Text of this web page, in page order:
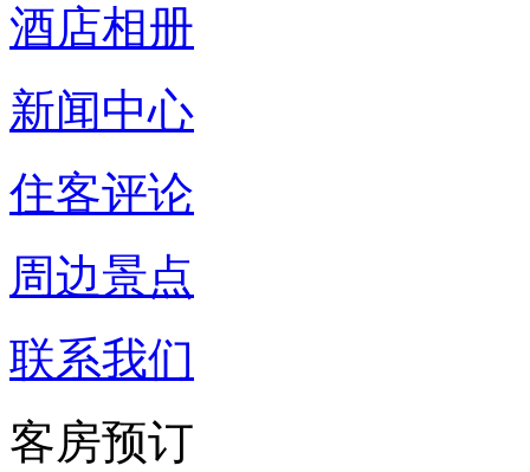
酒店相册
新闻中心
住客评论
周边景点
联系我们
客房预订